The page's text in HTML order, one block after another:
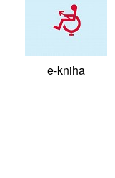
e-kniha